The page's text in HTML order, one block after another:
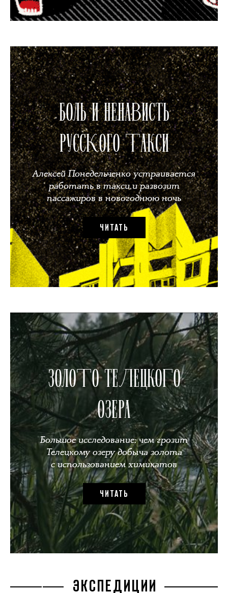
БОЛЬ И НЕНАВИСТЬ
РУССКОГО ТАКСИ
Алексей Понедельченко устраивается
работать в такси и развозит
пассажиров в новогоднюю ночь
ЧИТАТЬ
ЗОЛОТО ТЕЛЕЦКОГО
ОЗЕРА
Большое исследование: чем грозит
Телецкому озеру добыча золота
с использованием химикатов
ЧИТАТЬ
ЭКСПЕДИЦИИ